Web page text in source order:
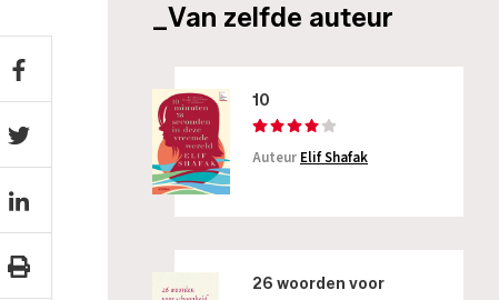
_Van zelfde auteur
10
Auteur Elif Shafak
26 woorden voor